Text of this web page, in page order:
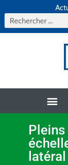
latéral